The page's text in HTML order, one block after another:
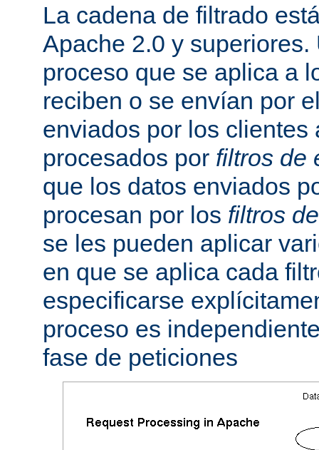
La cadena de filtrado
Apache 2.0 y
proceso que se aplica a
reciben o se envían por
enviados por los clientes
procesados por filtros de
que los datos enviados
procesan por los filtros
se les pueden aplicar
en que se aplica cada
especificarse
proceso es
fase de peticiones